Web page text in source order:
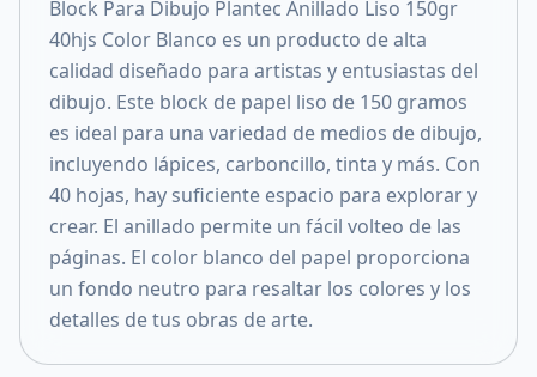
Block Para Dibujo Plantec Anillado Liso 150gr
40hjs Color Blanco es un producto de alta
calidad diseñado para artistas y entusiastas del
dibujo. Este block de papel liso de 150 gramos
es ideal para una variedad de medios de dibujo,
incluyendo lápices, carboncillo, tinta y más. Con
40 hojas, hay suficiente espacio para explorar y
crear. El anillado permite un fácil volteo de las
páginas. El color blanco del papel proporciona
un fondo neutro para resaltar los colores y los
detalles de tus obras de arte.